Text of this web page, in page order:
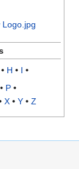
• H • I •
P•
X• Y• Z